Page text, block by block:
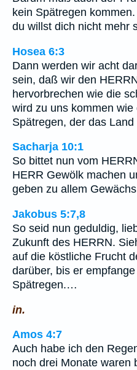
kein Spätregen
du willst dich nicht mehr
Hosea 6:3
Dann werden wir acht
sein, daß wir den
hervorbrechen wie die
wird zu uns kommen
Spätregen, der das Land
Sacharja 10:1
So bittet nun vom
HERR Gewölk machen
geben zu allem
Jakobus 5:7,8
So seid nun geduldig,
Zukunft des HERRN.
auf die köstliche Frucht
darüber, bis er
Spätregen.…
in.
Amos 4:7
Auch habe ich den
noch drei Monate waren